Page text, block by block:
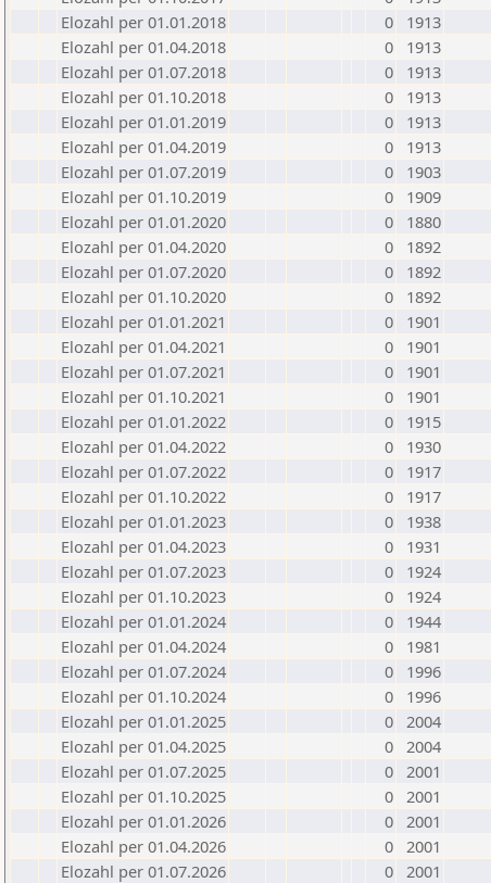
Elozahl per 01.01.2018
0
1913
Elozahl per 01.04.2018
0
1913
Elozahl per 01.07.2018
0
1913
Elozahl per 01.10.2018
0
1913
Elozahl per 01.01.2019
0
1913
Elozahl per 01.04.2019
0
1913
Elozahl per 01.07.2019
0
1903
Elozahl per 01.10.2019
0
1909
Elozahl per 01.01.2020
0
1880
Elozahl per 01.04.2020
0
1892
Elozahl per 01.07.2020
0
1892
Elozahl per 01.10.2020
0
1892
Elozahl per 01.01.2021
0
1901
Elozahl per 01.04.2021
0
1901
Elozahl per 01.07.2021
0
1901
Elozahl per 01.10.2021
0
1901
Elozahl per 01.01.2022
0
1915
Elozahl per 01.04.2022
0
1930
Elozahl per 01.07.2022
0
1917
Elozahl per 01.10.2022
0
1917
Elozahl per 01.01.2023
0
1938
Elozahl per 01.04.2023
0
1931
Elozahl per 01.07.2023
0
1924
Elozahl per 01.10.2023
0
1924
Elozahl per 01.01.2024
0
1944
Elozahl per 01.04.2024
0
1981
Elozahl per 01.07.2024
0
1996
Elozahl per 01.10.2024
0
1996
Elozahl per 01.01.2025
0 2004
Elozahl per 01.04.2025
0 2004
Elozahl per 01.07.2025
0 2001
Elozahl per 01.10.2025
0 2001
Elozahl per 01.01.2026
0 2001
Elozahl per 01.04.2026
0 2001
Elozahl per 01.07.2026
0 2001